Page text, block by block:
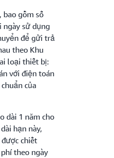
bao gồm số
ngày sử dụng
để gửi trả
theo Khu
loại thiết bị:
với điện toán
của
dài 1 năm cho
hạn này,
chiết
theo ngày